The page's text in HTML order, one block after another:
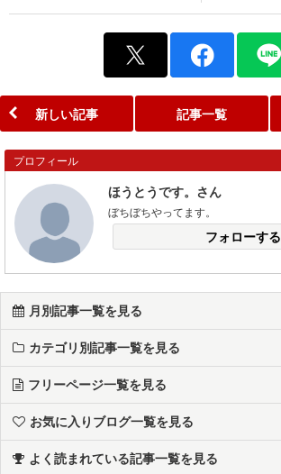
新しい記事 記事一覧
プロフィール
ほうとうです。さん
ぼちぼちやってます。
フォローする
月別記事一覧を見る
カテゴリ別記事一覧を見る
フリーページ一覧を見る
お気に入りブログ一覧を見る
よく読まれている記事一覧を見る